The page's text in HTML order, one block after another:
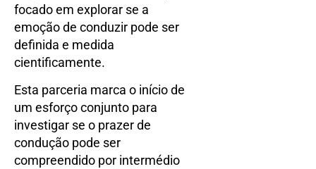
focado em explorar se a
emoção de conduzir pode ser
definida e medida
cientificamente.
Esta parceria marca o início de
um esforço conjunto para
investigar se o prazer de
condução pode ser
compreendido por intermédio